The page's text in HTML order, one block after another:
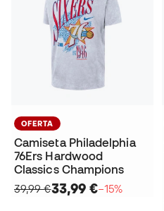
OFERTA
Camiseta Philadelphia
76Ers Hardwood
Classics Champions
39,99 €33,99 €−15%